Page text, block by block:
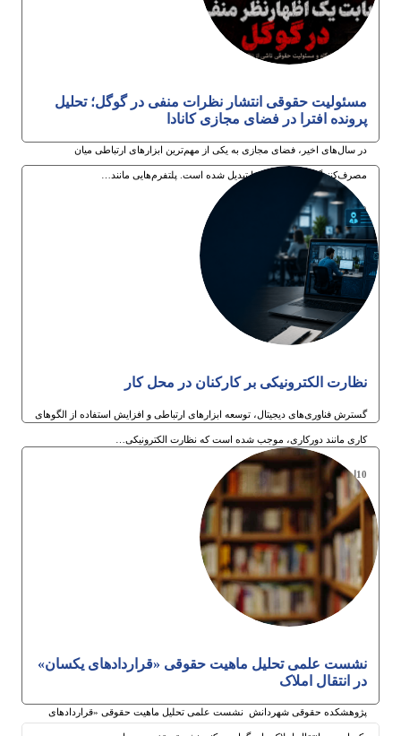
مسئولیت حقوقی انتشار نظرات منفی در گوگل؛ تحلیل
پرونده افترا در فضای مجازی کانادا
در سال‌های اخیر، فضای مجازی به یکی از مهم‌ترین ابزارهای ارتباطی میان
مصرف‌کنندگان و کسب‌وکارها تبدیل شده است. پلتفرم‌هایی مانند…
30ام تیر 1405
نظارت الکترونیکی بر کارکنان در محل کار
گسترش فناوری‌های دیجیتال، توسعه ابزارهای ارتباطی و افزایش استفاده از الگوهای
کاری مانند دورکاری، موجب شده است که نظارت الکترونیکی…
10ام تیر 1405
نشست علمی تحلیل ماهیت حقوقی «قراردادهای یکسان»
در انتقال املاک
پژوهشکده حقوقی شهردانش نشست علمی تحلیل ماهیت حقوقی «قراردادهای